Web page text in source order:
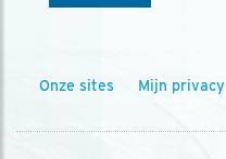
Onze sites Mijn privacy